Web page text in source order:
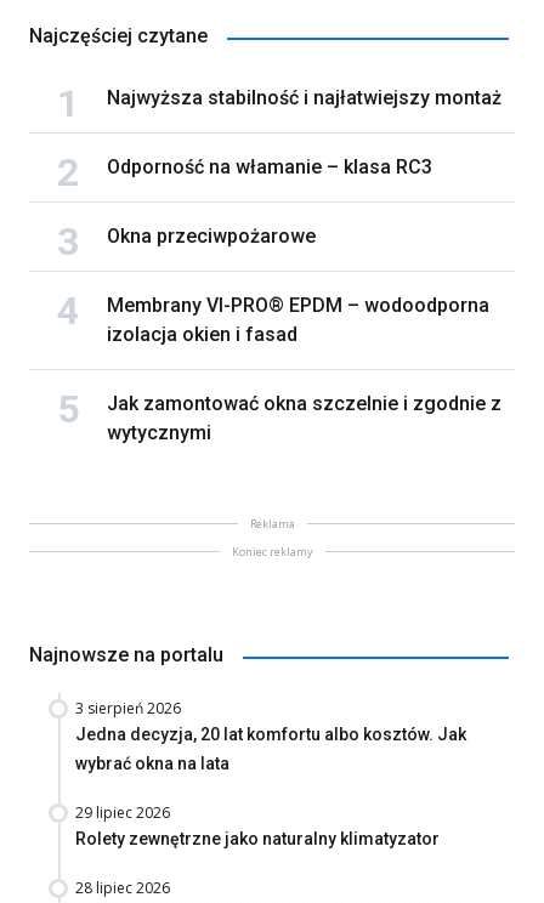
Najczęściej czytane
Najwyższa stabilność i najłatwiejszy montaż
Odporność na włamanie – klasa RC3
Okna przeciwpożarowe
Membrany VI-PRO® EPDM – wodoodporna
izolacja okien i fasad
Jak zamontować okna szczelnie i zgodnie z
wytycznymi
Reklama
Koniec reklamy
Najnowsze na portalu
3 sierpień 2026
Jedna decyzja, 20 lat komfortu albo kosztów. Jak
wybrać okna na lata
29 lipiec 2026
Rolety zewnętrzne jako naturalny klimatyzator
28 lipiec 2026